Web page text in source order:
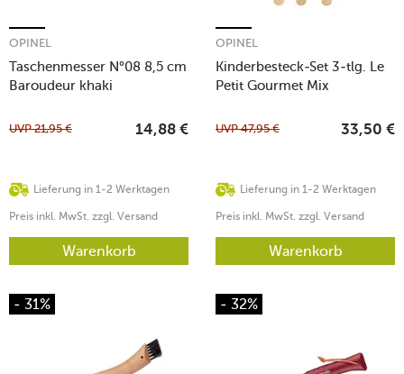
Taschenmesser N°08 8,5 cm
Baroudeur khaki
OPINEL
Lieferung in 1-2 Werktagen
UVP21,95 € 14,88 €
Preis inkl. MwSt. zzgl. Versand
Warenkorb
Kinderbesteck-Set 3-tlg. Le
Petit Gourmet Mix
OPINEL
Lieferung in 1-2 Werktagen
UVP47,95 € 33,50 €
Preis inkl. MwSt. zzgl. Versand
Warenkorb
- 31% - 32%